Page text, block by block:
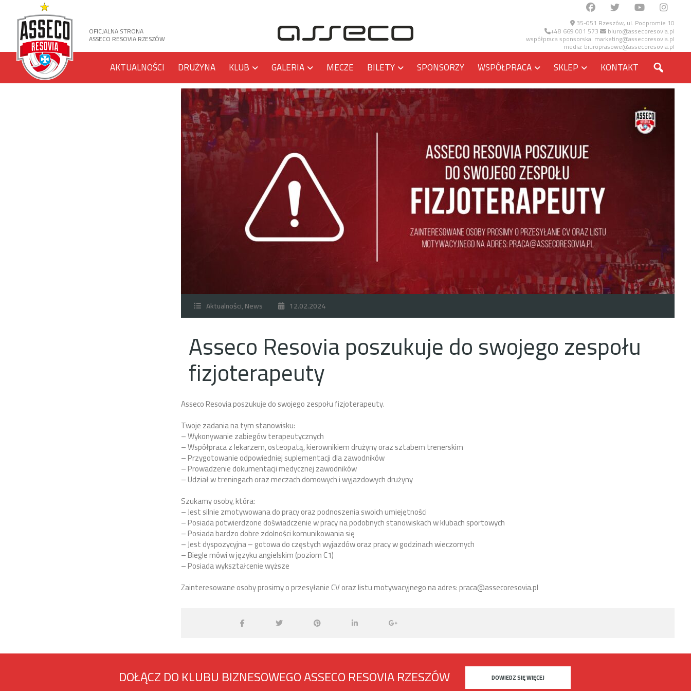
35-051 Rzeszów, ul. Podpromie 10
+48 669 001 573 biuro@assecoresovia.pl
współpraca sponsorska: marketing@assecoresovia.pl
media: biuroprasowe@assecoresovia.pl
OFICJALNA STRONA
ASSECO RESOVIA RZESZÓW
AKTUALNOŚCI DRUŻYNA KLUB GALERIA MECZE BILETY SPONSORZY WSPÓŁPRACA SKLEP KONTAKT
Aktualności,News 12.02.2024
Asseco Resovia poszukuje do swojego zespołu
fizjoterapeuty
Asseco Resovia poszukuje do swojego zespołu fizjoterapeuty.
Twoje zadania na tym stanowisku:
– Wykonywanie zabiegów terapeutycznych
– Współpraca z lekarzem, osteopatą, kierownikiem drużyny oraz sztabem trenerskim
– Przygotowanie odpowiedniej suplementacji dla zawodników
– Prowadzenie dokumentacji medycznej zawodników
– Udział w treningach oraz meczach domowych i wyjazdowych drużyny
Szukamy osoby, która:
– Jest silnie zmotywowana do pracy oraz podnoszenia swoich umiejętności
– Posiada potwierdzone doświadczenie w pracy na podobnych stanowiskach w klubach sportowych
– Posiada bardzo dobre zdolności komunikowania się
– Jest dyspozycyjna – gotowa do częstych wyjazdów oraz pracy w godzinach wieczornych
– Biegle mówi w języku angielskim (poziom C1)
– Posiada wykształcenie wyższe
Zainteresowane osoby prosimy o przesyłanie CV oraz listu motywacyjnego na adres: praca@assecoresovia.pl
DOŁĄCZ DO KLUBU BIZNESOWEGO ASSECO RESOVIA RZESZÓW DOWIEDZ SIĘ WIĘCEJ